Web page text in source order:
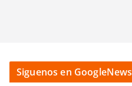
Siguenos en GoogleNews